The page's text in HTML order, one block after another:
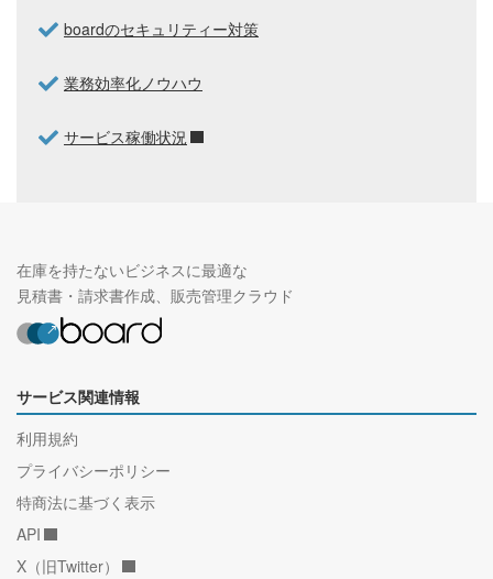
boardのセキュリティー対策
業務効率化ノウハウ
サービス稼働状況
在庫を持たないビジネスに最適な
見積書・請求書作成、販売管理クラウド
サービス関連情報
利用規約
プライバシーポリシー
特商法に基づく表示
API
X（旧Twitter）